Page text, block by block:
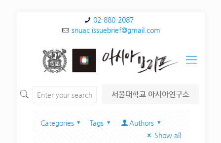
02-880-2087
snuac.issuebrief@gmail.com
서울대학교 아시아연구소
Categories Tags
Authors
Show all